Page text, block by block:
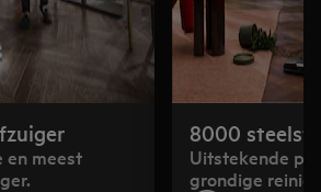
en meest
8000
Uitstekende
grondige